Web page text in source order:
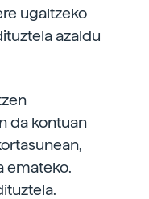
ugaltzeko
azaldu
da kontuan
emateko.